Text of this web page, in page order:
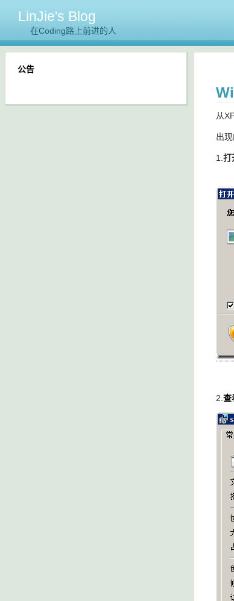
LinJie's Blog
在Coding路上前进的人
从
出
1. 打
2 查
公告